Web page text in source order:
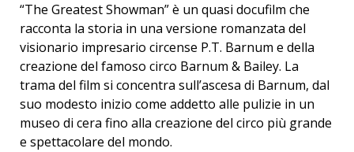
“The Greatest Showman” è un quasi docufilm che
racconta la storia in una versione romanzata del
visionario impresario circense P.T. Barnum e della
creazione del famoso circo Barnum & Bailey. La
trama del film si concentra sull’ascesa di Barnum, dal
suo modesto inizio come addetto alle pulizie in un
museo di cera fino alla creazione del circo più grande
e spettacolare del mondo.